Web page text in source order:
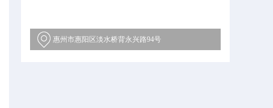
惠州市惠阳区淡水桥背永兴路94号